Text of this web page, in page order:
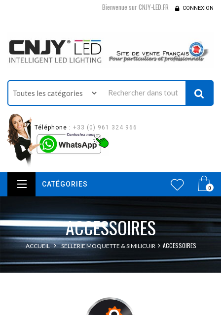
Bienvenue sur CNJY-LED.FR CONNEXION
Téléphone : +33 (0) 961 324 966
0
CATÉGORIES
ACCESSOIRES
ACCUEIL SELLERIE MOQUETTE & SIMILICUIR ACCESSOIRES